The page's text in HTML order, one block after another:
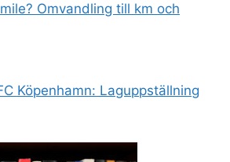
Omvandling till km och
Köpenhamn: Laguppställning